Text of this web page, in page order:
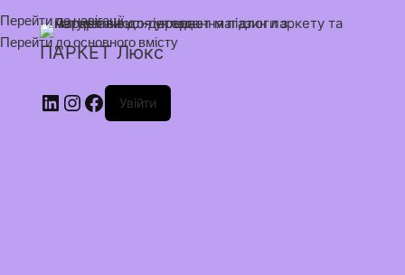
Перейти до навігації
Перейти до основного вмісту
ПАРКЕТ Люкс
Увійти